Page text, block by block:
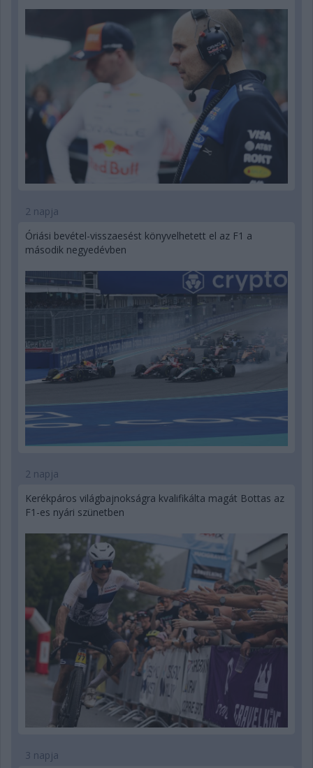
2 napja
Óriási bevétel-visszaesést könyvelhetett el az F1 a
második negyedévben
2 napja
Kerékpáros világbajnokságra kvalifikálta magát Bottas az
F1-es nyári szünetben
3 napja